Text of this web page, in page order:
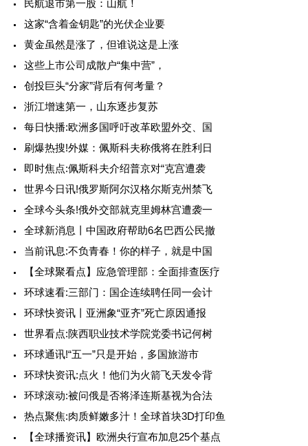
民航退市第一股：山航！
这家“含着金钥匙”的光伏企业要
黄金虽然是涨了，但谁说这是上涨
这些上市公司成散户“集中营”，
创投巨头“分家”背后有何考量？
浙江增速第一，山东逐步复苏
每日快播:欧洲多国呼吁改革欧盟外交、国
刷爆热搜!外媒：佩斯科夫称俄将在胜利日
即时焦点:佩斯科夫介绍普京对“克宫遭袭
世界今日讯!俄罗斯阿尔汉格尔斯克州禁飞
全球今头条!俄外交部就克里姆林宫遭袭一
全球新消息丨中国政府帮助6名巴西公民撤
当前讯息:不负青春！你的样子，就是中国
【全球聚看点】应急管理部：全面排查医疗
环球速看:三部门：国企连续聘任同一会计
环球快资讯丨亚洲象“亚齐”死亡原因通报
世界看点:陕西职业技术学院党委书记何树
环球通讯!“五一”只是开始，多国旅游市
环球快资讯:点火！他们为火箭飞天发令背
环球滚动:被问俄是否将泽连斯基视为合法
热点聚焦:肉质鲜嫩多汁！全球首块3D打印鱼
【全球播资讯】欧洲央行宣布加息25个基点